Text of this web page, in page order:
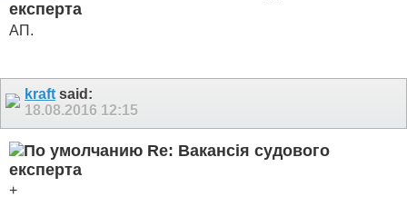
експерта
АП.
kraft said:
18.08.2016 12:15
Re: Вакансія судового
експерта
+